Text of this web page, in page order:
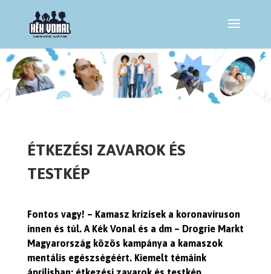
ÉTKEZÉSI ZAVAROK ÉS
TESTKÉP
Fontos vagy! – Kamasz krízisek a koronavíruson
innen és túl. A Kék Vonal és a dm – Drogrie Markt
Magyarország közös kampánya a kamaszok
mentális egészségéért. Kiemelt témáink